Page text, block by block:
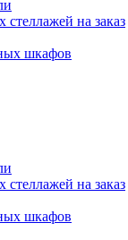
стеллажей на заказ
шкафов
стеллажей на заказ
шкафов